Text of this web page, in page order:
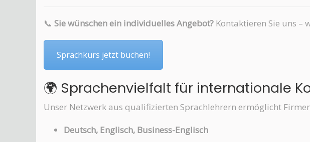
📞 Sie wünschen ein individuelles Angebot? Kontaktieren Sie uns –
Sprachkurs jetzt buchen!
🌍 Sprachenvielfalt für internationale
Unser Netzwerk aus qualifizierten Sprachlehrern ermöglicht
Deutsch, Englisch, Business-Englisch